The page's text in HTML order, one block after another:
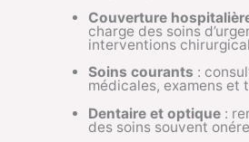
Couverture
charge des soins
interventions
Soins courants :
médicales, examens et
Dentaire et optique:
des soins souvent